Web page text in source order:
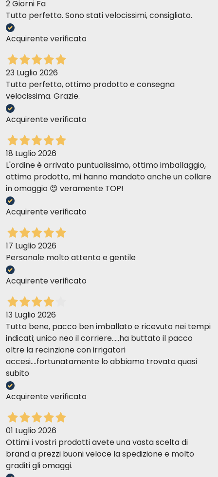
2 Giorni Fa
Tutto perfetto. Sono stati velocissimi, consigliato.
Acquirente verificato
23 Luglio 2026
Tutto perfetto, ottimo prodotto e consegna
velocissima. Grazie.
Acquirente verificato
18 Luglio 2026
L'ordine è arrivato puntualissimo, ottimo imballaggio,
ottimo prodotto, mi hanno mandato anche un collare
in omaggio 😍 veramente TOP!
Acquirente verificato
17 Luglio 2026
Personale molto attento e gentile
Acquirente verificato
13 Luglio 2026
Tutto bene, pacco ben imballato e ricevuto nei tempi
indicati; unico neo il corriere.....ha buttato il pacco
oltre la recinzione con irrigatori
accesi....fortunatamente lo abbiamo trovato quasi
subito
Acquirente verificato
01 Luglio 2026
Ottimi i vostri prodotti avete una vasta scelta di
brand a prezzi buoni veloce la spedizione e molto
graditi gli omaggi.